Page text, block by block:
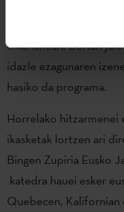
California State
elkarlanean. Bertan
idazle ezagunaren
hasiko da programa.
Horrelako hitzarmenei
ikasketak lortzen ari
Bingen Zupiria Eusko
katedra hauei esker
Quebecen, Kalifornian